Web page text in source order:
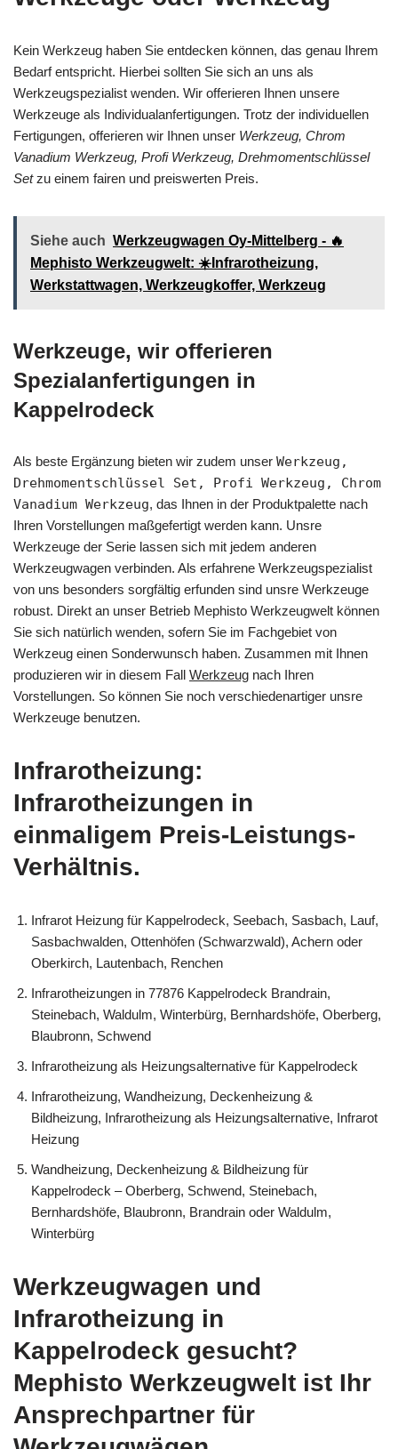
Kein Werkzeug haben Sie entdecken können, das genau Ihrem
Bedarf entspricht. Hierbei sollten Sie sich an uns als
Werkzeugspezialist wenden. Wir offerieren Ihnen unsere
Werkzeuge als Individualanfertigungen. Trotz der individuellen
Fertigungen, offerieren wir Ihnen unser Werkzeug, Chrom
Vanadium Werkzeug, Profi Werkzeug, Drehmomentschlüssel
Setzu einem fairen und preiswerten Preis.
Siehe auch Werkzeugwagen Oy-Mittelberg - 🔥
Mephisto Werkzeugwelt: ☀️Infrarotheizung,
Werkstattwagen, Werkzeugkoffer, Werkzeug
Werkzeuge, wir offerieren
Spezialanfertigungen in
Kappelrodeck
Als beste Ergänzung bieten wir zudem unser Werkzeug,
Drehmomentschlüssel Set, Profi Werkzeug, Chrom
Vanadium Werkzeug, das Ihnen in der Produktpalette nach
Ihren Vorstellungen maßgefertigt werden kann. Unsre
Werkzeuge der Serie lassen sich mit jedem anderen
Werkzeugwagen verbinden. Als erfahrene Werkzeugspezialist
von uns besonders sorgfältig erfunden sind unsre Werkzeuge
robust. Direkt an unser Betrieb Mephisto Werkzeugwelt können
Sie sich natürlich wenden, sofern Sie im Fachgebiet von
Werkzeug einen Sonderwunsch haben. Zusammen mit Ihnen
produzieren wir in diesem Fall Werkzeug nach Ihren
Vorstellungen. So können Sie noch verschiedenartiger unsre
Werkzeuge benutzen.
Infrarotheizung:
Infrarotheizungen in
einmaligem Preis-Leistungs-
Verhältnis.
Infrarot Heizung für Kappelrodeck, Seebach, Sasbach, Lauf,
Sasbachwalden, Ottenhöfen (Schwarzwald), Achern oder
Oberkirch, Lautenbach, Renchen
Infrarotheizungen in 77876 Kappelrodeck Brandrain,
Steinebach, Waldulm, Winterbürg, Bernhardshöfe, Oberberg,
Blaubronn, Schwend
Infrarotheizung als Heizungsalternative für Kappelrodeck
Infrarotheizung, Wandheizung, Deckenheizung &
Bildheizung, Infrarotheizung als Heizungsalternative, Infrarot
Heizung
Wandheizung, Deckenheizung & Bildheizung für
Kappelrodeck – Oberberg, Schwend, Steinebach,
Bernhardshöfe, Blaubronn, Brandrain oder Waldulm,
Winterbürg
Werkzeugwagen und
Infrarotheizung in
Kappelrodeck gesucht?
Mephisto Werkzeugwelt ist Ihr
Ansprechpartner für